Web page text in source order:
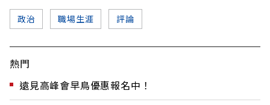
政治 職場生涯 評論
熱門
遠見高峰會早鳥優惠報名中！